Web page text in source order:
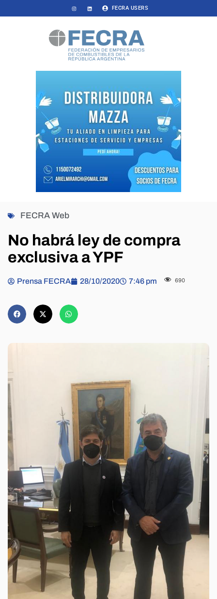
FECRA USERS
FECRA Web
No habrá ley de compra
exclusiva a YPF
Prensa FECRA 28/10/2020 7:46 pm 690